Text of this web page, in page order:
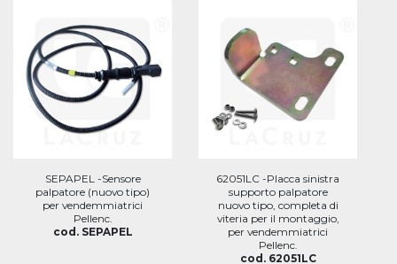
SEPAPEL -Sensore
palpatore (nuovo tipo)
per vendemmiatrici
Pellenc.
cod. SEPAPEL
62051LC -Placca sinistra
supporto palpatore
nuovo tipo, completa di
viteria per il montaggio,
per vendemmiatrici
Pellenc.
cod. 62051LC